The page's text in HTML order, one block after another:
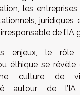
les entreprises
juridiques
de l’IA
enjeux, le rôle
éthique se révèle
culture de
autour de